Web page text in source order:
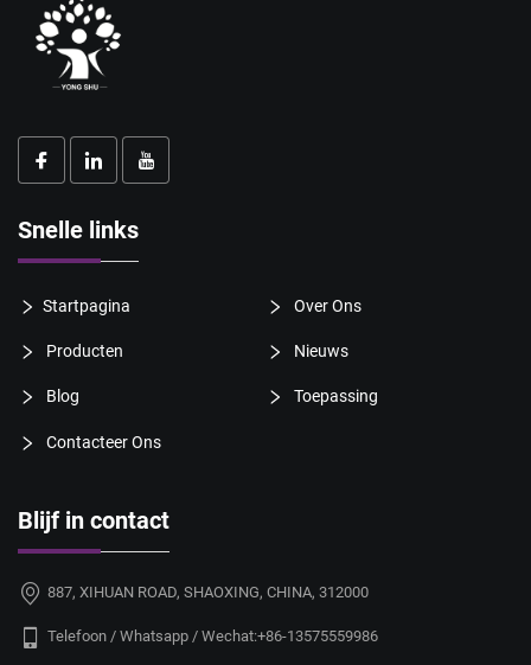
Snelle links
Startpagina Over Ons
Producten Nieuws
Blog Toepassing
Contacteer Ons
Blijf in contact
887, XIHUAN ROAD, SHAOXING, CHINA, 312000
Telefoon / Whatsapp / Wechat:+86-13575559986